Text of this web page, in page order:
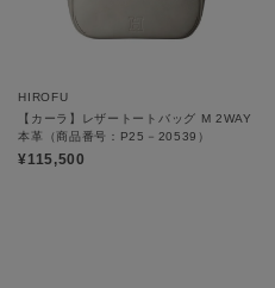
HIROFU
【カーラ】レザートートバッグ M 2WAY
本革（商品番号：P25－20539）
¥115,500